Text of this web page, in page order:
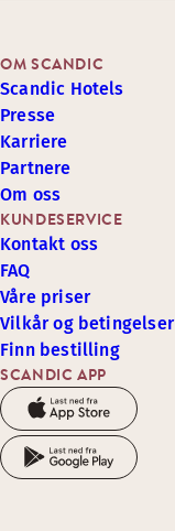
SCANDIC APP
KUNDESERVICE
Kontakt oss
FAQ
Våre priser
Vilkår og betingelser
Finn bestilling
OM SCANDIC
Scandic Hotels
Presse
Karriere
Partnere
Om oss